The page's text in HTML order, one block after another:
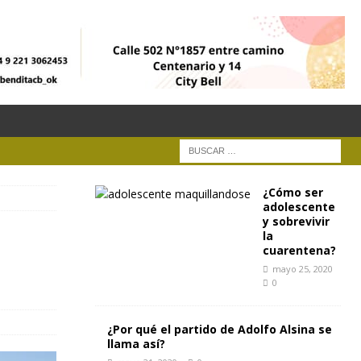
¿Cómo ser
adolescente
y sobrevivir
la
cuarentena?
mayo 25, 2020
0
¿Por qué el partido de Adolfo Alsina se
llama así?